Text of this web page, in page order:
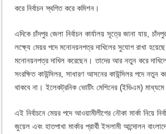
করে নির্বাচন স্থগিত করে কমিশন।
এদিকে চাঁদপুর জেলা নির্বাচন কার্যালয় সূত্রে জানা যায়,
লক্ষ্যে মেয়র পদে মনোনয়নপত্র দাখিলের সুযোগ রাখা
মনোনয়নপত্র দাখিল করেছেন। তাদের আর নতুন করে
সংরক্ষিত কাউন্সিলর, সাধারণ আসনের কাউন্সিলর পদে নতুন
থাকবে না। ইলেকট্রনিক ভোটিং মেশিনের (ইভিএম) মাধ্যমে
এই নির্বাচনে মেয়র পদে আওয়ামীলীগের নৌকা মার্কা নিয়ে
জুয়েল এবং হাতপাখা মার্কার প্রার্থী ইসলামী আন্দোলন